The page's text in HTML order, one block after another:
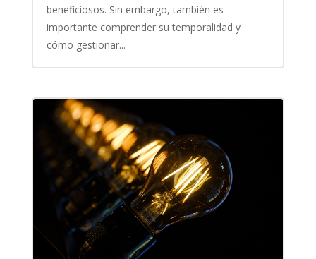
beneficiosos. Sin embargo, también es
importante comprender su temporalidad y
cómo gestionar...